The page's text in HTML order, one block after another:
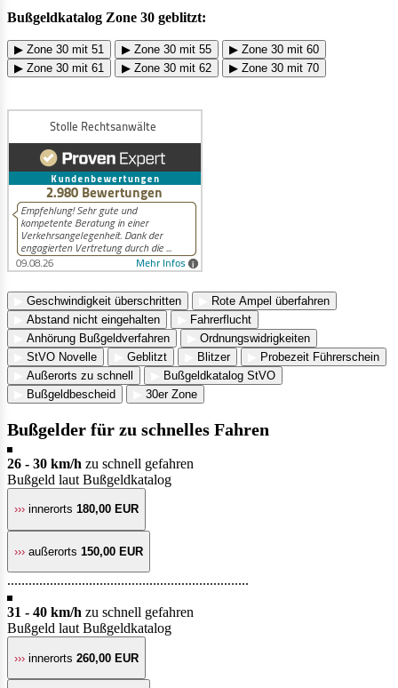
Bußgeldkatalog Zone 30 geblitzt:
▶ Zone 30 mit 51 ▶ Zone 30 mit 55
▶ Zone 30 mit 60
▶ Zone 30 mit 61
▶ Zone 30 mit 62 ▶ Zone 30 mit 70
Geschwindigkeit überschritten
Rote Ampel überfahren
Abstand nicht eingehalten
Fahrerflucht
Anhörung Bußgeldverfahren
Ordnungswidrigkeiten
StVO Novelle Geblitzt Blitzer
Probezeit Führerschein
Außerorts zu schnell
Bußgeldkatalog StVO
Bußgeldbescheid 30er Zone
Bußgelder für zu schnelles Fahren
26 - 30 km/h zu schnell gefahren
Bußgeld laut Bußgeldkatalog
››› innerorts 180,00 EUR
››› außerorts 150,00 EUR
....................................................................
31 - 40 km/h zu schnell gefahren
Bußgeld laut Bußgeldkatalog
››› innerorts 260,00 EUR